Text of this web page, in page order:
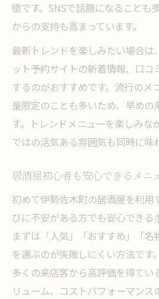
徴です。SNSで話題になることも
からの支持も高まっています。
最新トレンドを楽しみたい場合は
ット予約サイトの新着情報、口コ
するのがおすすめです。流行のメ
量限定のことも多いため、早めの
す。トレンドメニューを楽しみな
ではの活気ある雰囲気も同時に味
居酒屋初心者も安心できるメニ
初めて伊勢佐木町の居酒屋を利用
びに不安がある方でも安心できる
まずは「人気」「おすすめ」「名
を選ぶのが失敗しにくい方法です
多くの来店客から高評価を得てい
リューム、コストパフォーマンス